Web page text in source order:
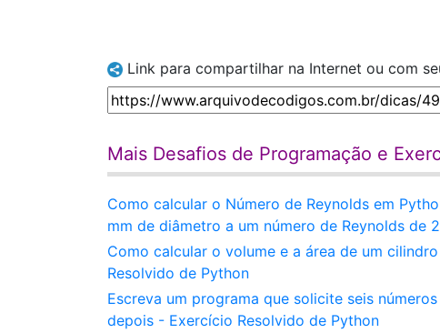
Link para compartilhar na Internet ou com
Mais Desafios de Programação e
Como calcular o Número de Reynolds em
mm de diâmetro a um número de Reynolds de
Como calcular o volume e a área de um
Resolvido de Python
Escreva um programa que solicite seis
depois - Exercício Resolvido de Python